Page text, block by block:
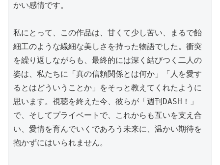
かい感情です。
私にとって、この作品は、甘くて少し苦い、まるで飴
細工のような繊細な美しさを持った物語でした。衝突
を繰り返しながらも、最終的には深く結びつく二人の
姿は、私たちに「真の信頼関係とは何か」「人を愛す
るとはどういうことか」をそっと教えてくれたように
思います。視聴を終えた今、彼らが「週刊DASH！」
で、そしてプライベートで、これからも互いを支え合
い、愛情を育んでいくであろう未来に、温かい期待を
抱かずにはいられません。